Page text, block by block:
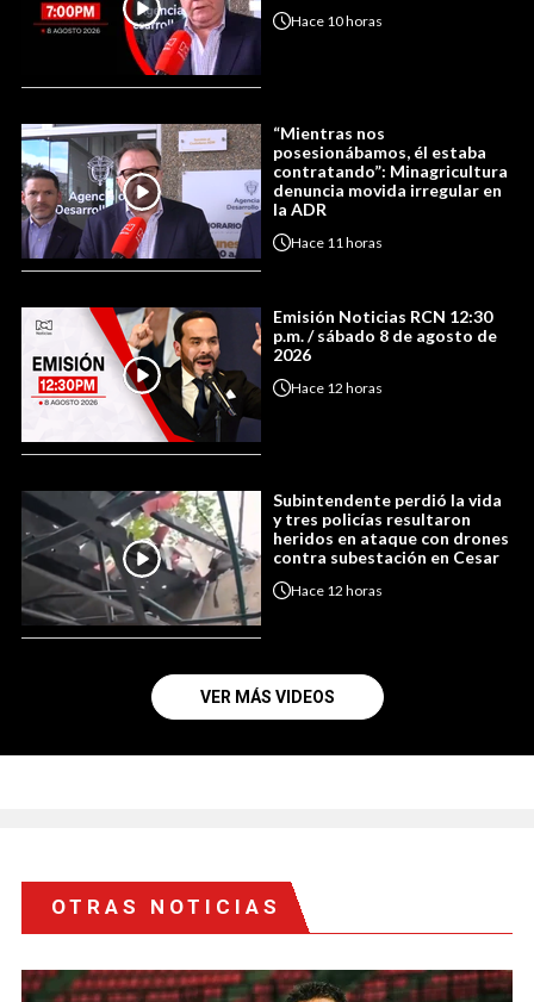
Hace 10 horas
“Mientras nos
posesionábamos, él estaba
contratando”: Minagricultura
denuncia movida irregular en
la ADR
Hace 11 horas
Emisión Noticias RCN 12:30
p.m. / sábado 8 de agosto de
2026
Hace 12 horas
Subintendente perdió la vida
y tres policías resultaron
heridos en ataque con drones
contra subestación en Cesar
Hace 12 horas
VER MÁS VIDEOS
OTRAS NOTICIAS